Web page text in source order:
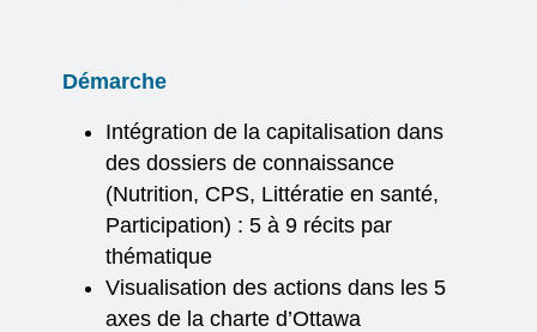
Démarche
Intégration de la capitalisation dans
des dossiers de connaissance
(Nutrition, CPS, Littératie en santé,
Participation) : 5 à 9 récits par
thématique
Visualisation des actions dans les 5
axes de la charte d’Ottawa